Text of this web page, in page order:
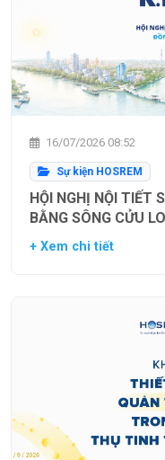
16/07/2026 08:52
Sự kiện HOSREM
HỘI NGHỊ NỘI TIẾT
BẰNG SÔNG CỬU
+ Xem chi tiết